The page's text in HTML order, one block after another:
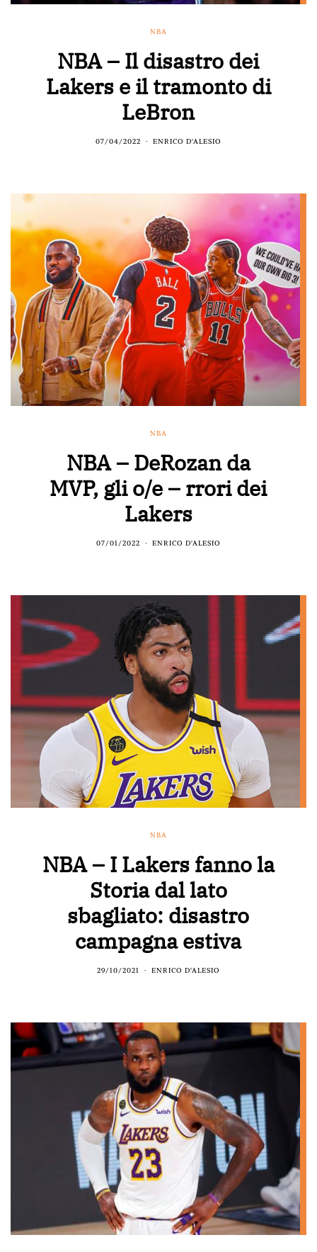
NBA
NBA – Il disastro dei
Lakers e il tramonto di
LeBron
07/04/2022 ENRICO D'ALESIO
NBA
NBA – DeRozan da
MVP, gli o/e – rrori dei
Lakers
07/01/2022 ENRICO D'ALESIO
NBA
NBA – I Lakers fanno la
Storia dal lato
sbagliato: disastro
campagna estiva
29/10/2021 ENRICO D'ALESIO